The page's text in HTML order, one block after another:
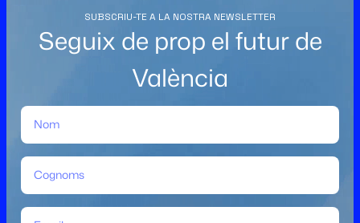
SUBSCRIU-TE A LA NOSTRA NEWSLETTER
Seguix de prop el futur de
València